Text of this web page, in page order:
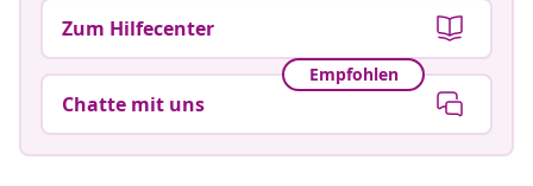
Zum Hilfecenter
Empfohlen
Chatte mit uns